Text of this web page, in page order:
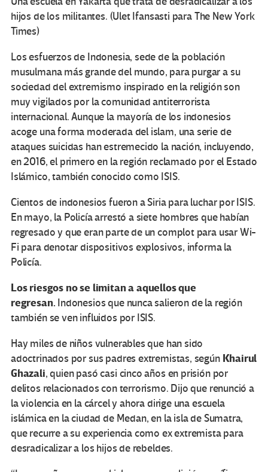
hijos de los militantes. (Ulet Ifansasti para The New York
Times)
Los esfuerzos de Indonesia, sede de la población
musulmana más grande del mundo, para purgar a su
sociedad del extremismo inspirado en la religión son
muy vigilados por la comunidad antiterrorista
internacional. Aunque la mayoría de los indonesios
acoge una forma moderada del islam, una serie de
ataques suicidas han estremecido la nación, incluyendo,
en 2016, el primero en la región reclamado por el Estado
Islámico, también conocido como ISIS.
Cientos de indonesios fueron a Siria para luchar por ISIS.
En mayo, la Policía arrestó a siete hombres que habían
regresado y que eran parte de un complot para usar Wi-
Fi para denotar dispositivos explosivos, informa la
Policía.
Los riesgos no se limitan a aquellos que
regresan. Indonesios que nunca salieron de la región
también se ven influidos por ISIS.
Hay miles de niños vulnerables que han sido
adoctrinados por sus padres extremistas, según Khairul
Ghazali, quien pasó casi cinco años en prisión por
delitos relacionados con terrorismo. Dijo que renunció a
la violencia en la cárcel y ahora dirige una escuela
islámica en la ciudad de Medan, en la isla de Sumatra,
que recurre a su experiencia como ex extremista para
desradicalizar a los hijos de rebeldes.